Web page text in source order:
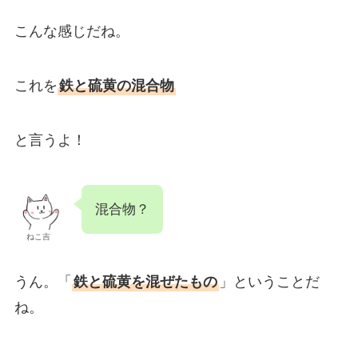
こんな感じだね。
これを鉄と硫黄の混合物
と言うよ！
ねこ吉
混合物？
うん。「 鉄と硫黄を混ぜたもの」ということだ
ね。